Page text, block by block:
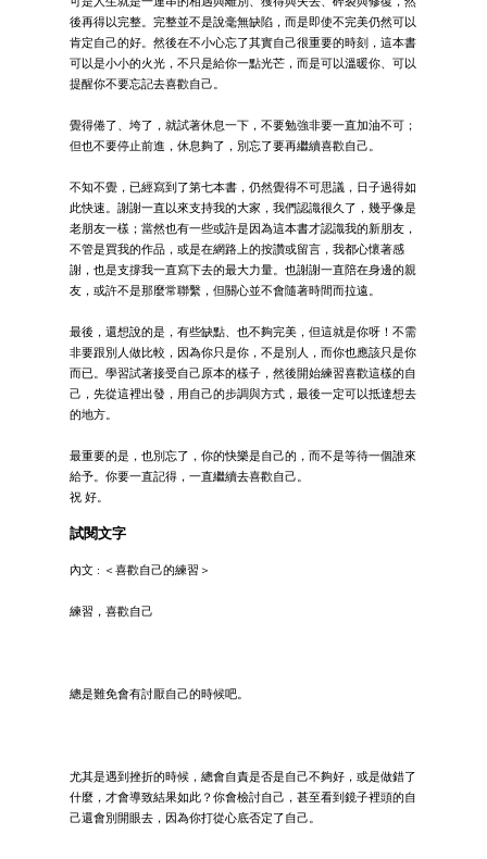
後再得以完整。完整並不是說毫無缺陷，而是即使不完美仍然可以
肯定自己的好。然後在不小心忘了其實自己很重要的時刻，這本書
可以是小小的火光，不只是給你一點光芒，而是可以溫暖你、可以
提醒你不要忘記去喜歡自己。
覺得倦了、垮了，就試著休息一下，不要勉強非要一直加油不可；
但也不要停止前進，休息夠了，別忘了要再繼續喜歡自己。
不知不覺，已經寫到了第七本書，仍然覺得不可思議，日子過得如
此快速。謝謝一直以來支持我的大家，我們認識很久了，幾乎像是
老朋友一樣；當然也有一些或許是因為這本書才認識我的新朋友，
不管是買我的作品，或是在網路上的按讚或留言，我都心懷著感
謝，也是支撐我一直寫下去的最大力量。也謝謝一直陪在身邊的親
友，或許不是那麼常聯繫，但關心並不會隨著時間而拉遠。
最後，還想說的是，有些缺點、也不夠完美，但這就是你呀！不需
非要跟別人做比較，因為你只是你，不是別人，而你也應該只是你
而已。學習試著接受自己原本的樣子，然後開始練習喜歡這樣的自
己，先從這裡出發，用自己的步調與方式，最後一定可以抵達想去
的地方。
最重要的是，也別忘了，你的快樂是自己的，而不是等待一個誰來
給予。你要一直記得，一直繼續去喜歡自己。
祝 好。
試閱文字
內文 : ＜喜歡自己的練習＞
練習，喜歡自己
總是難免會有討厭自己的時候吧。
尤其是遇到挫折的時候，總會自責是否是自己不夠好，或是做錯了
什麼，才會導致結果如此？你會檢討自己，甚至看到鏡子裡頭的自
己還會別開眼去，因為你打從心底否定了自己。